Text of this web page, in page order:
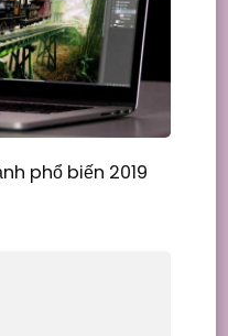
phổ biến 2019